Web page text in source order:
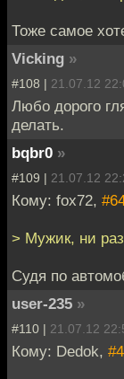
Тоже самое
Vicking »
#108 | 21.07.12
Любо дорого
делать.
bqbr0 »
#109 | 21.07.12
Кому: fox72,
> Мужик, ни
Судя по
user-235 »
#110 | 21.07.12
Кому: Dedok,